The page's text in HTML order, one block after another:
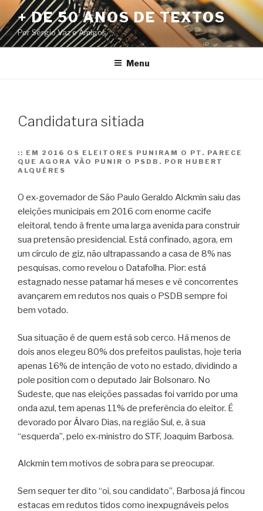
Pular
para
o
conteúdo
+ DE 50 ANOS DE TEXTOS
Por Sérgio Vaz e Amigos
Menu
Candidatura sitiada
:: EM 2016 OS ELEITORES PUNIRAM O PT. PARECE
QUE AGORA VÃO PUNIR O PSDB. POR HUBERT
ALQUÉRES
O ex-governador de São Paulo Geraldo Alckmin saiu das
eleições municipais em 2016 com enorme cacife
eleitoral, tendo à frente uma larga avenida para construir
sua pretensão presidencial. Está confinado, agora, em
um círculo de giz, não ultrapassando a casa de 8% nas
pesquisas, como revelou o Datafolha. Pior: está
estagnado nesse patamar há meses e vê concorrentes
avançarem em redutos nos quais o PSDB sempre foi
bem votado.
Sua situação é de quem está sob cerco. Há menos de
dois anos elegeu 80% dos prefeitos paulistas, hoje teria
apenas 16% de intenção de voto no estado, dividindo a
pole position com o deputado Jair Bolsonaro. No
Sudeste, que nas eleições passadas foi varrido por uma
onda azul, tem apenas 11% de preferência do eleitor. É
devorado por Álvaro Dias, na região Sul, e, à sua
“esquerda”, pelo ex-ministro do STF, Joaquim Barbosa.
Alckmin tem motivos de sobra para se preocupar.
Sem sequer ter dito “oi, sou candidato”, Barbosa já fincou
estacas em redutos tidos como inexpugnáveis pelos